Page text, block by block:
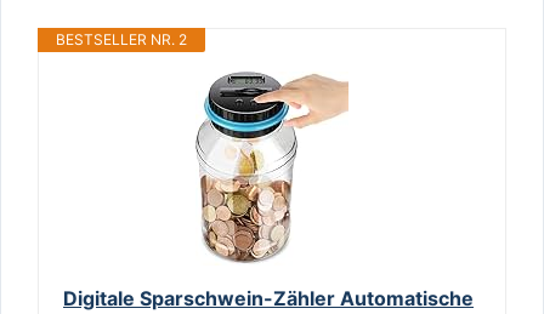
BESTSELLER NR. 2
Digitale Sparschwein-Zähler Automatische